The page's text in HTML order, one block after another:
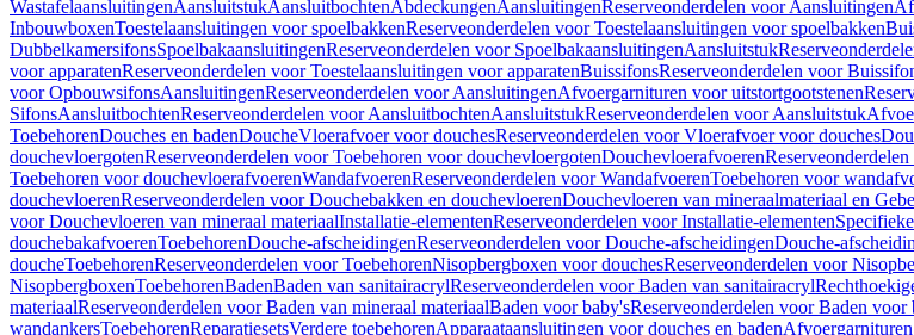
WastafelaansluitingenAansluitstukAansluitbochtenAbdeckungenAansluitingenReserveonderdelen voor Aansluitingen
InbouwboxenToestelaansluitingen voor spoelbakkenReserveonderdelen voor Toestelaansluitingen voor spoelbakken
DubbelkamersifonsSpoelbakaansluitingenReserveonderdelen voor SpoelbakaansluitingenAansluitstuk
voor apparatenReserveonderdelen voor Toestelaansluitingen voor apparatenBuissifonsReserveonderdelen voor
voor OpbouwsifonsAansluitingenReserveonderdelen voor AansluitingenAfvoergarnituren voor uitstortgootstenen
SifonsAansluitbochtenReserveonderdelen voor AansluitbochtenAansluitstukReserveonderdelen voor Aansluitstuk
ToebehorenDouches en badenDoucheVloerafvoer voor douchesReserveonderdelen voor Vloerafvoer voor douches
douchevloergotenReserveonderdelen voor Toebehoren voor douchevloergotenDouchevloerafvoeren
Toebehoren voor douchevloerafvoerenWandafvoerenReserveonderdelen voor WandafvoerenToebehoren voor
douchevloerenReserveonderdelen voor Douchebakken en douchevloerenDouchevloeren van mineraalmateriaal en
voor Douchevloeren van mineraal materiaalInstallatie-elementenReserveonderdelen voor Installatie-elementen
douchebakafvoerenToebehorenDouche-afscheidingenReserveonderdelen voor Douche-afscheidingenDouche-
doucheToebehorenReserveonderdelen voor ToebehorenNisopbergboxen voor douchesReserveonderdelen voor
NisopbergboxenToebehorenBadenBaden van sanitairacrylReserveonderdelen voor Baden van sanitairacryl
materiaalReserveonderdelen voor Baden van mineraal materiaalBaden voor baby'sReserveonderdelen voor Baden voor
wandankersToebehorenReparatiesetsVerdere toebehorenApparaataansluitingen voor douches en baden